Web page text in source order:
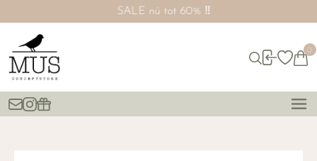
SALE nú tot 60% ‼️
0